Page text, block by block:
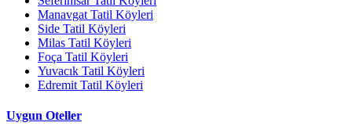
Manavgat Tatil Köyleri
Side Tatil Köyleri
Milas Tatil Köyleri
Foça Tatil Köyleri
Yuvacık Tatil Köyleri
Edremit Tatil Köyleri
Uygun Oteller